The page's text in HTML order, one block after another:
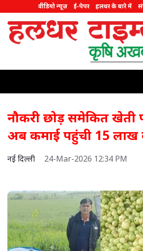
वीडियो न्यूज़ ई-पेपर हलधर के बारे में
नौकरी छोड़ समेकित खेती
अब कमाई पहुंची 15 लाख
नई दिल्ली 24-Mar-2026 12:34 PM